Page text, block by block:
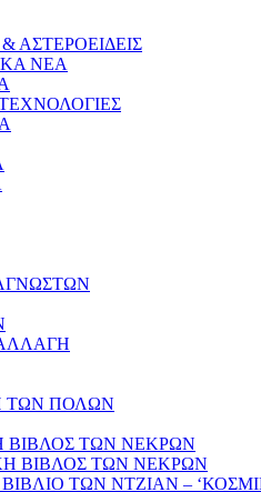
ΑΣΤΕΡΟΕΙΔΕΙΣ
ΝΕΑ
ΤΩΝ ΠΟΛΩΝ
ΒΙΒΛΟΣ ΤΩΝ ΝΕΚΡΩΝ
ΒΙΒΛΟΣ ΤΩΝ ΝΕΚΡΩΝ
ΤΩΝ ΝΤΖΙΑΝ –